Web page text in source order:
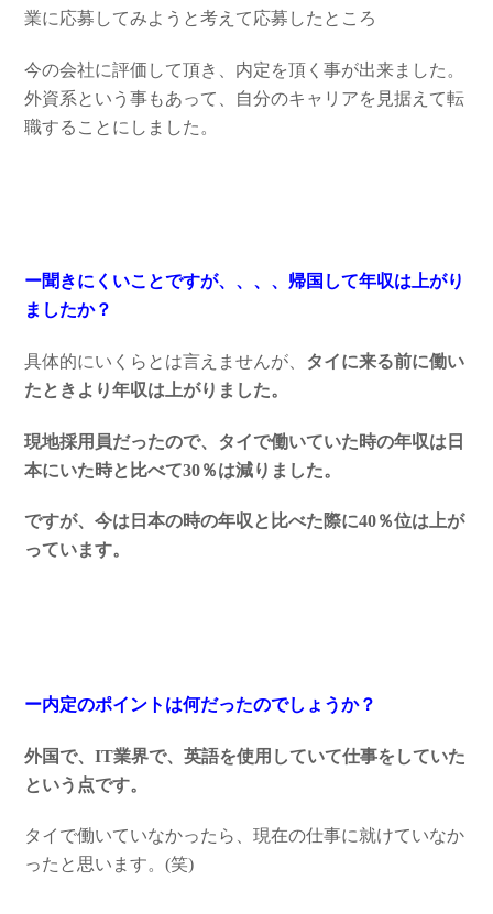
業に応募してみようと考えて応募したところ
今の会社に評価して頂き、内定を頂く事が出来ました。
外資系という事もあって、自分のキャリアを見据えて転
職することにしました。
ー聞きにくいことですが、、、、帰国して年収は上がり
ましたか？
具体的にいくらとは言えませんが、 タイに来る前に働い
たときより年収は上がりました。
現地採用員だったので、タイで働いていた時の年収は日
本にいた時と比べて30％は減りました。
ですが、今は日本の時の年収と比べた際に40％位は上が
っています。
ー内定のポイントは何だったのでしょうか？
外国で、IT業界で、英語を使用していて仕事をしていた
という点です。
タイで働いていなかったら、現在の仕事に就けていなか
ったと思います。(笑)